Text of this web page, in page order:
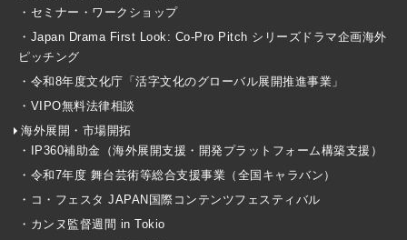
・セミナー・ワークショップ
・Japan Drama First Look: Co-Pro Pitch シリーズドラマ企画海外
ピッチング
・令和8年度文化庁「活字文化のグローバル展開推進事業」
・VIPO無料法律相談
海外展開・市場開拓
・IP360補助金（海外展開支援・開発プラットフォーム構築支援）
・令和7年度 舞台芸術等総合支援事業（全国キャラバン）
・コ・フェスタ JAPAN国際コンテンツフェスティバル
・カンヌ監督週間 in Tokio